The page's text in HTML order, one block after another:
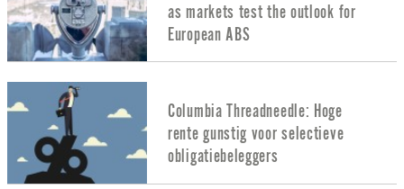
as markets test the outlook for
European ABS
Columbia Threadneedle: Hoge
rente gunstig voor selectieve
obligatiebeleggers